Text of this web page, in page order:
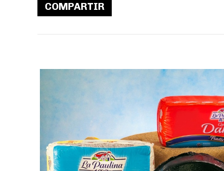
COMPARTIR